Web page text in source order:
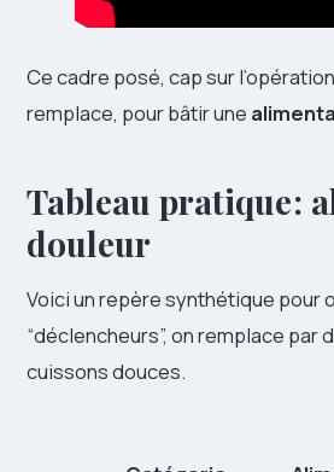
Ce cadre posé, cap sur
remplace, pour bâtir une
Tableau pratique :
douleur
Voici un repère synthétique pour
“déclencheurs”, on remplace
cuissons douces.